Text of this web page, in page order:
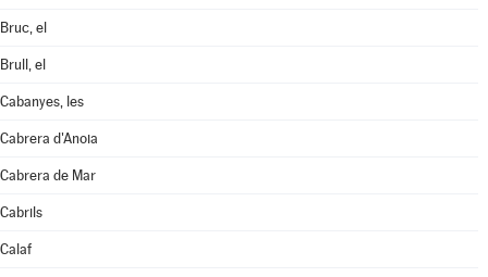
Bruc, el
Brull, el
Cabanyes, les
Cabrera d'Anoia
Cabrera de Mar
Cabrils
Calaf